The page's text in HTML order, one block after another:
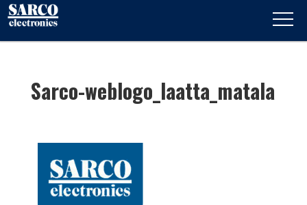
Sarco-weblogo_laatta_matala